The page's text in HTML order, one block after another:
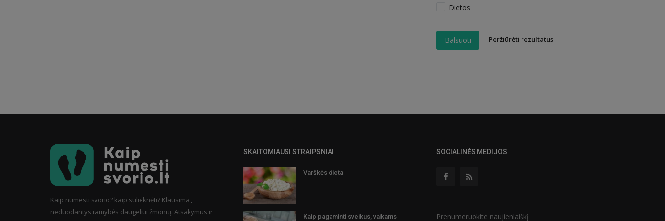
Dietos
Balsuoti Peržiūrėti rezultatus
Kaip numesti svorio? kaip sulieknėti? Klausimai,
neduodantys ramybės daugeliui žmonių. Atsakymus ir
SKAITOMIAUSI STRAIPSNIAI
Varškės dieta
Kaip pagaminti sveikus, vaikams
SOCIALINĖS MEDIJOS
Prenumeruokite naujienlaiškį